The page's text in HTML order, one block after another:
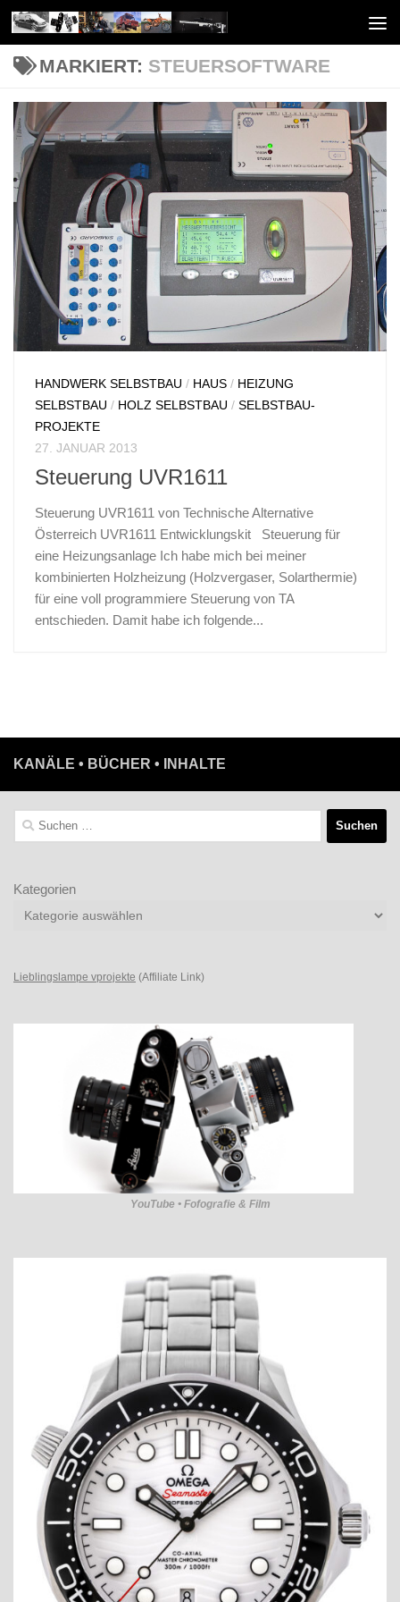
Unter dem Inhalt
MARKIERT: STEUERSOFTWARE
HANDWERK SELBSTBAU / HAUS / HEIZUNG
SELBSTBAU / HOLZ SELBSTBAU / SELBSTBAU-
PROJEKTE
27. JANUAR 2013
Steuerung UVR1611
Steuerung UVR1611 von Technische Alternative
Österreich UVR1611 Entwicklungskit Steuerung für
eine Heizungsanlage Ich habe mich bei meiner
kombinierten Holzheizung (Holzvergaser, Solarthermie)
für eine voll programmiere Steuerung von TA
entschieden. Damit habe ich folgende...
KANÄLE • BÜCHER • INHALTE
Suchen
nach:
Kategorien
Lieblingslampe vprojekte (Affiliate Link)
YouTube • Fofografie & Film